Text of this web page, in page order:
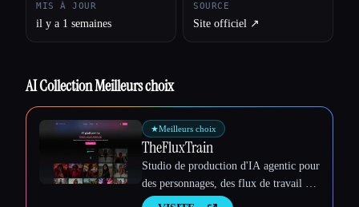
MIS À JOUR
il y a 1 semaines
SOURCE
Site officiel ↗︎
AI Collection Meilleurs choix
★Meilleurs choix
TheFluxTrain
Studio de production d'IA agentic pour
des personnages, des flux de travail et
des vidéos cohérents